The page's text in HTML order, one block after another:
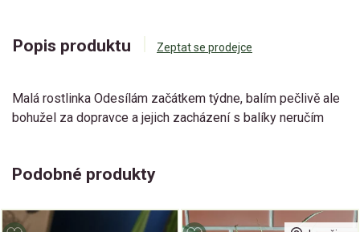
Popis produktu Zeptat se prodejce
Malá rostlinka Odesílám začátkem týdne, balím pečlivě ale
bohužel za dopravce a jejich zacházení s balíky neručím
Podobné produkty